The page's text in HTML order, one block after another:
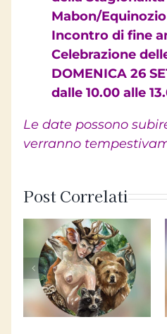
Mabon/
Incontro di fine
Celebrazione
DOMENICA 26
dalle 10.00 alle
Le date possono
verranno
Post Correlati
Il Sentiero
delle Arti
Oracolari
con Sarah
Perini ©